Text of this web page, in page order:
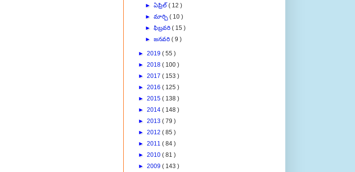
►మార్చి( 10 )
►ఫిబ్రవరి ( 15 )
►జనవరి ( 9 )
( 55 )
► 2018 ( 100 )
► 2017 ( 153 )
► 2016 ( 125 )
► 2015 ( 138 )
► 2014 ( 148 )
► 2013 ( 79 )
► 2012 ( 85 )
► 2011 ( 84 )
► 2010 ( 81 )
► 2009 ( 143 )
► 2008 ( 2 )